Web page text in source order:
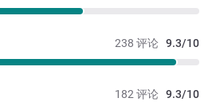
238 评论 9.3/10
182 评论 9.3/10